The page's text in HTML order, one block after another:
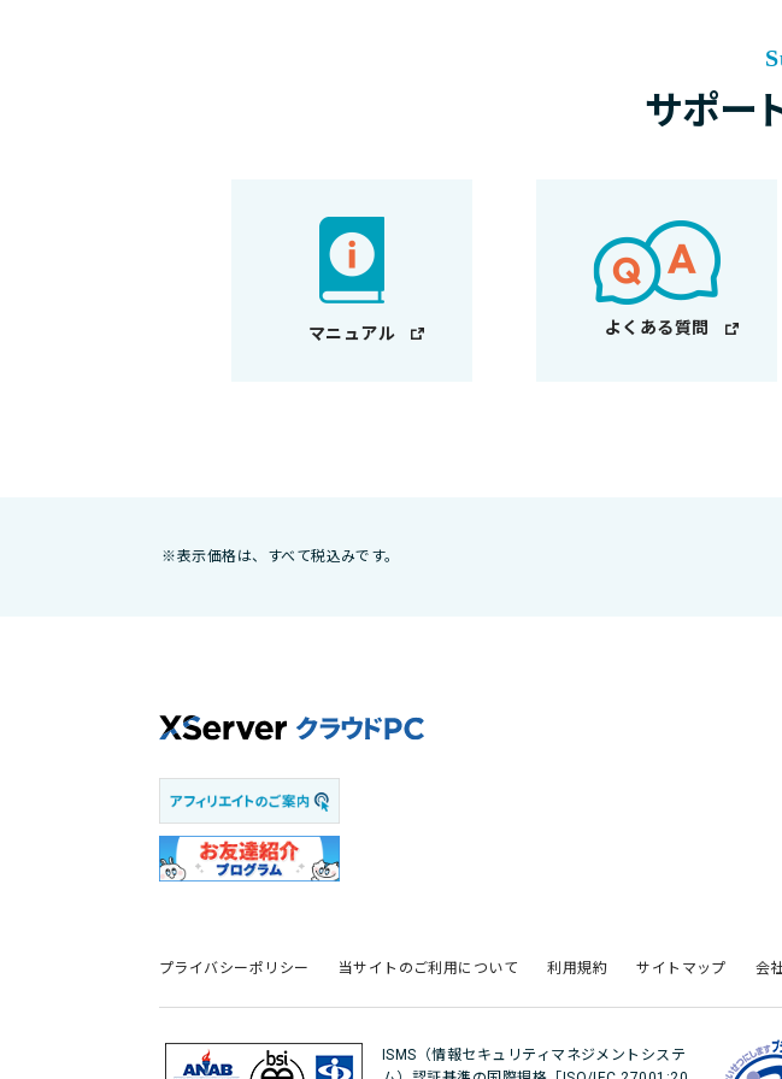
サポー
マニュアル よくある質問
※表示価格は、すべて税込みです。
プライバシーポリシー 当サイトのご利用について 利用規約 サイトマップ 会
ISMS（情報セキュリティマネジメントシステ